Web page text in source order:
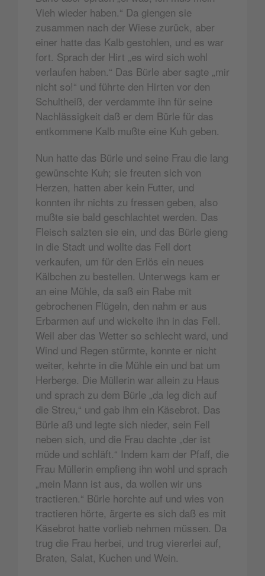
Vieh wieder haben.“ Da giengen sie
zusammen nach der Wiese zurück, aber
einer hatte das Kalb gestohlen, und es war
fort. Sprach der Hirt „es wird sich wohl
verlaufen haben.“ Das Bürle aber sagte „mir
nicht so!“ und führte den Hirten vor den
Schultheiß, der verdammte ihn für seine
Nachlässigkeit daß er dem Bürle für das
entkommene Kalb mußte eine Kuh geben.
Nun hatte das Bürle und seine Frau die lang
gewünschte Kuh; sie freuten sich von
Herzen, hatten aber kein Futter, und
konnten ihr nichts zu fressen geben, also
mußte sie bald geschlachtet werden. Das
Fleisch salzten sie ein, und das Bürle gieng
in die Stadt und wollte das Fell dort
verkaufen, um für den Erlös ein neues
Kälbchen zu bestellen. Unterwegs kam er
an eine Mühle, da saß ein Rabe mit
gebrochenen Flügeln, den nahm er aus
Erbarmen auf und wickelte ihn in das Fell.
Weil aber das Wetter so schlecht ward, und
Wind und Regen stürmte, konnte er nicht
weiter, kehrte in die Mühle ein und bat um
Herberge. Die Müllerin war allein zu Haus
und sprach zu dem Bürle „da leg dich auf
die Streu,“ und gab ihm ein Käsebrot. Das
Bürle aß und legte sich nieder, sein Fell
neben sich, und die Frau dachte „der ist
müde und schläft.“ Indem kam der Pfaff, die
Frau Müllerin empfieng ihn wohl und sprach
„mein Mann ist aus, da wollen wir uns
tractieren.“ Bürle horchte auf und wies von
tractieren hörte, ärgerte es sich daß es mit
Käsebrot hatte vorlieb nehmen müssen. Da
trug die Frau herbei, und trug viererlei auf,
Braten, Salat, Kuchen und Wein.